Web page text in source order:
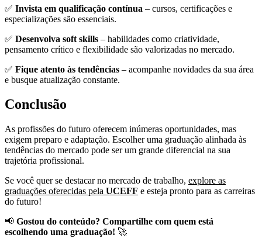
✅ Invista em qualificação contínua – cursos, certificações e
especializações são essenciais.
✅ Desenvolva soft skills – habilidades como criatividade,
pensamento crítico e flexibilidade são valorizadas no mercado.
✅ Fique atento às tendências – acompanhe novidades da sua área
e busque atualização constante.
Conclusão
As profissões do futuro oferecem inúmeras oportunidades, mas
exigem preparo e adaptação. Escolher uma graduação alinhada às
tendências do mercado pode ser um grande diferencial na sua
trajetória profissional.
Se você quer se destacar no mercado de trabalho, explore as
graduações oferecidas pela UCEFF e esteja pronto para as carreiras
do futuro!
📢 Gostou do conteúdo? Compartilhe com quem está
escolhendo uma graduação! 🚀